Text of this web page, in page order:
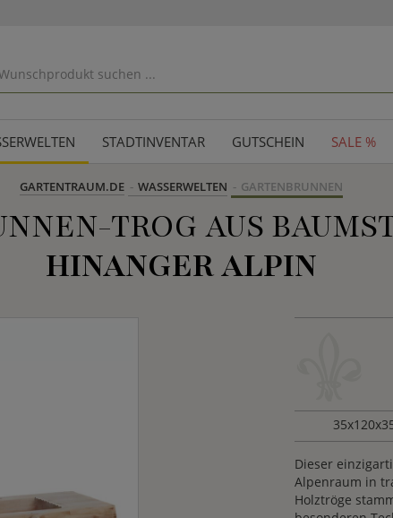
STADTINVENTAR GUTSCHEIN SALE %
GARTENTRAUM.DE WASSERWELTEN GARTENBRUNNEN
TROG AUS
HINANGER ALPIN
Dieser
Alpenraum in
Holztröge